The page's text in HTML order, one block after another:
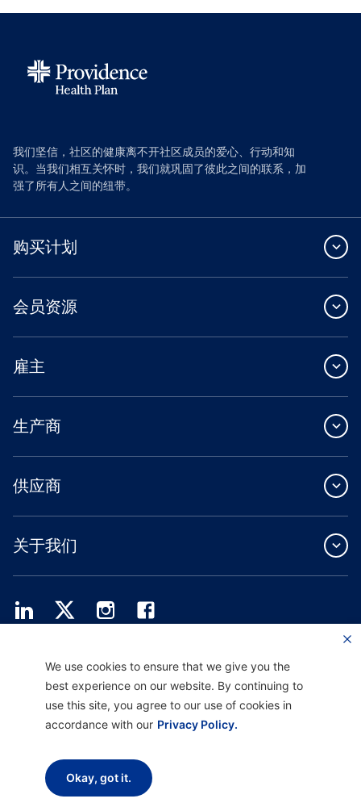
我们坚信，社区的健康离不开社区成员的爱心、行动和知
识。当我们相互关怀时，我们就巩固了彼此之间的联系，加
强了所有人之间的纽带。
购买计划
会员资源
雇主
生产商
供应商
关于我们
Providence Health Plan 提供商业团体、个人健康保障和 ASO 服务。
Providence Health Assurance 是一家 HMO、HMO-POS 和 HMO SNP，与
Medicare 和俄勒冈州健康计划签有合同。Providence Health Assurance 的注册取决
于合同续约。
免责声明 |非歧视和沟通协助 | 隐私惯例通知
版权所有 © 2026 Providence Health Plan、 Providence Plan Partners 和
We use cookies to ensure that we give you the
best experience on our website. By continuing to
use this site, you agree to our use of cookies in
accordance with our Privacy Policy.
Okay, got it.